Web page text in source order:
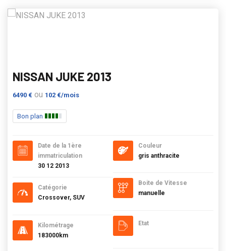
NISSAN JUKE 2013
6490 € ou 102 €/mois
Bon plan
Date de la 1ère
immatriculation
30 12 2013
Catégorie
Crossover, SUV
Kilométrage
183000km
Couleur
gris anthracite
Boite de Vitesse
manuelle
Etat